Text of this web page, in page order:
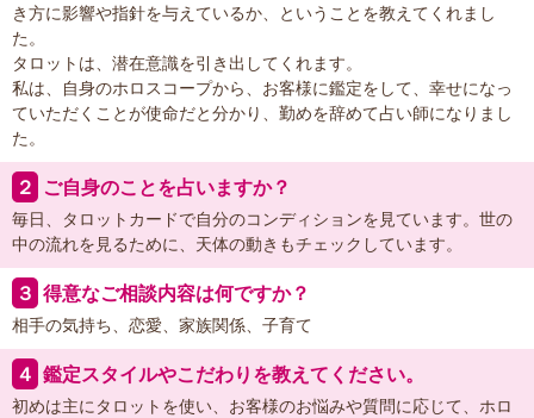
き方に影響や指針を与えているか、ということを教えてくれまし
た。
タロットは、潜在意識を引き出してくれます。
私は、自身のホロスコープから、お客様に鑑定をして、幸せになっ
ていただくことが使命だと分かり、勤めを辞めて占い師になりまし
た。
２ ご自身のことを占いますか？
毎日、タロットカードで自分のコンディションを見ています。世の
中の流れを見るために、天体の動きもチェックしています。
３ 得意なご相談内容は何ですか？
相手の気持ち、恋愛、家族関係、子育て
４ 鑑定スタイルやこだわりを教えてください。
初めは主にタロットを使い、お客様のお悩みや質問に応じて、ホロ